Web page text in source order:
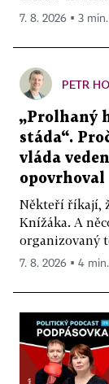
7. 8. 2026 ▪ 3
PETR
„Prolhaný
stáda“.
vláda
opovrhoval
Někteří říkají,
Knížáka. A
organizovaný
7. 8. 2026 ▪ 4